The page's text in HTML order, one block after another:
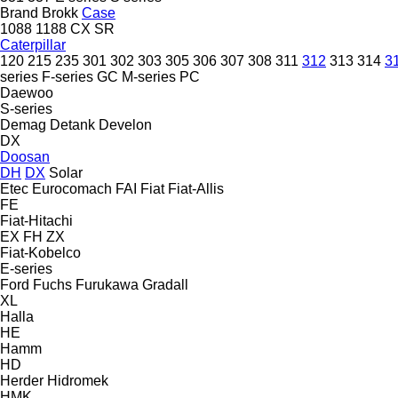
Brand Brokk Case
1088 1188 CX SR
Caterpillar
120 215 235 301 302 303 305 306 307 308 311 312 313 314
series F-series GC M-series PC
Daewoo
S-series
Demag Detank Develon
DX
Doosan
DH DX Solar
Etec Eurocomach FAI Fiat Fiat-Allis
FE
Fiat-Hitachi
EX FH ZX
Fiat-Kobelco
E-series
Ford Fuchs Furukawa Gradall
XL
Halla
HE
Hamm
HD
Herder Hidromek